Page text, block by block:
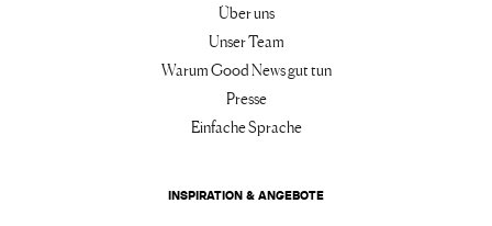
Über uns
Unser Team
Warum Good News gut tun
Presse
Einfache Sprache
INSPIRATION & ANGEBOTE